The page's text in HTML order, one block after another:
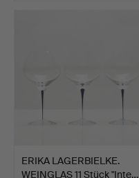
ERIKA LAGERBIELKE.
WEINGLAS 11 Stück "Inte…